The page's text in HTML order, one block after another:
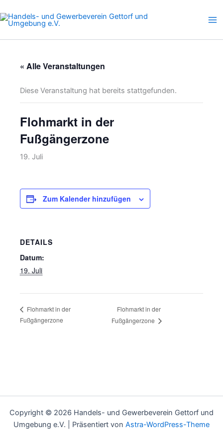
Inhalt
springen
« Alle Veranstaltungen
Diese Veranstaltung hat bereits stattgefunden.
Flohmarkt in der
Fußgängerzone
19. Juli
Zum Kalender hinzufügen
DETAILS
Datum:
19. Juli
Flohmarkt in der
Fußgängerzone
Flohmarkt in der
Fußgängerzone
Copyright © 2026 Handels- und Gewerbeverein Gettorf und
Umgebung e.V. | Präsentiert von Astra-WordPress-Theme